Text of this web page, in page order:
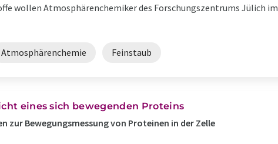
wollen Atmosphärenchemiker des Forschungszentrums Jülich im
Atmosphärenchemie Feinstaub
eines sich bewegenden Proteins
zur Bewegungsmessung von Proteinen in der Zelle